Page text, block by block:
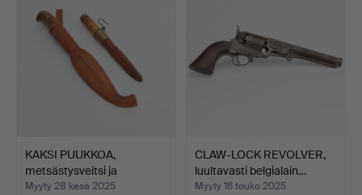
KAKSI PUUKKOA,
metsästysveitsi ja
”Morakni…
Myyty 28 kesä 2025
CLAW-LOCK REVOLVER,
luultavasti belgialain…
Myyty 16 touko 2025